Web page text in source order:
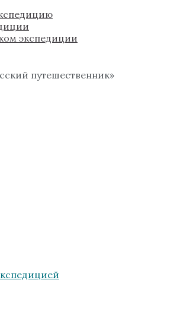
экспедиции
путешественник»